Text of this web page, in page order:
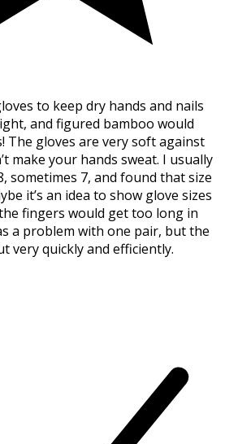
to keep dry hands and nails
and figured bamboo would
The gloves are very soft against
make your hands sweat. I usually
sometimes 7, and found that size
it’s an idea to show glove sizes
fingers would get too long in
a problem with one pair, but the
very quickly and efficiently.